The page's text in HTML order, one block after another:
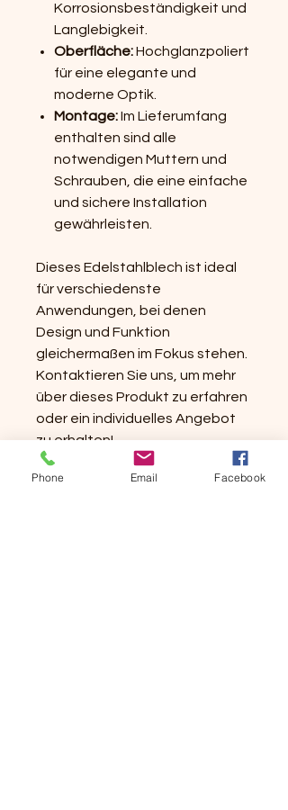
Korrosionsbeständigkeit und
Langlebigkeit.
Oberfläche:Hochglanzpoliert
für eine elegante und
moderne Optik.
Montage:Im Lieferumfang
enthalten sind alle
notwendigen Muttern und
Schrauben, die eine einfache
und sichere Installation
gewährleisten.
Dieses Edelstahlblech ist ideal
für verschiedenste
Anwendungen, bei denen
Design und Funktion
gleichermaßen im Fokus stehen.
Kontaktieren Sie uns, um mehr
über dieses Produkt zu erfahren
oder ein individuelles Angebot
zu erhalten!
Phone Email Facebook